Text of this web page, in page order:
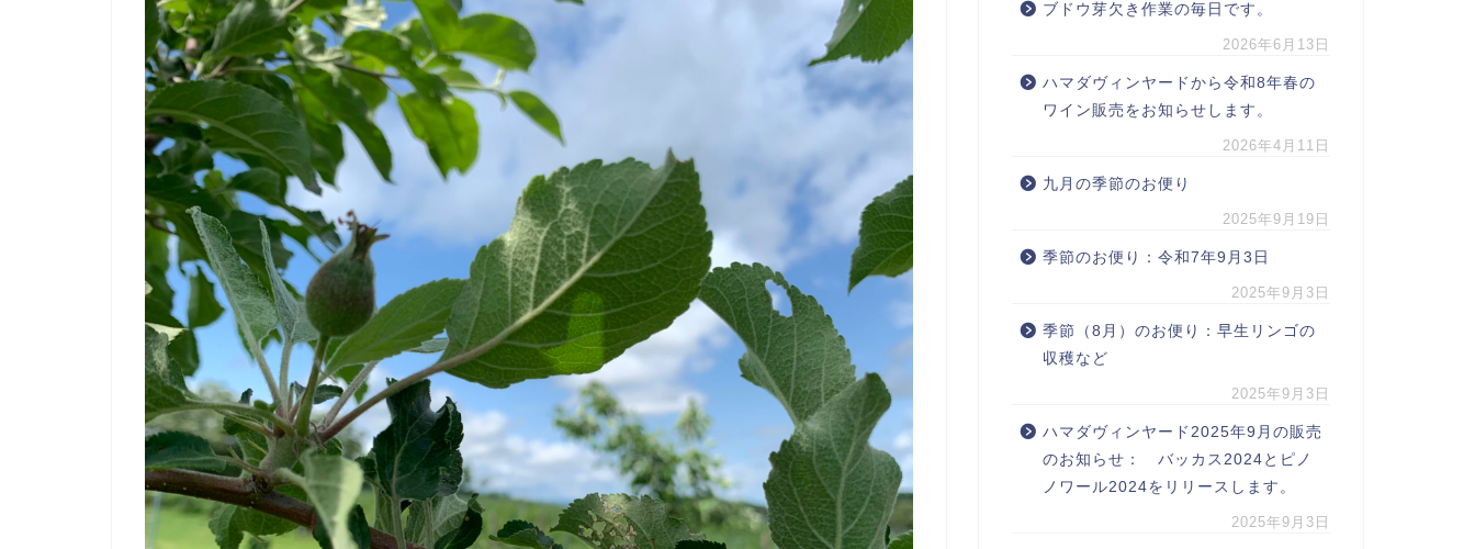
ブドウ芽欠き作業の毎日です。
2026年6月13日
ハマダヴィンヤードから令和8年春の
ワイン販売をお知らせします。
2026年4月11日
九月の季節のお便り
2025年9月19日
季節のお便り：令和7年9月3日
2025年9月3日
季節（8月）のお便り：早生リンゴの
収穫など
2025年9月3日
ハマダヴィンヤード2025年9月の販売
のお知らせ： バッカス2024とピノ
ノワール2024をリリースします。
2025年9月3日